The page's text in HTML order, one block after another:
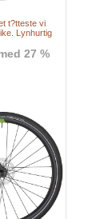
t?tteste vi
Lynhurtig
27 %